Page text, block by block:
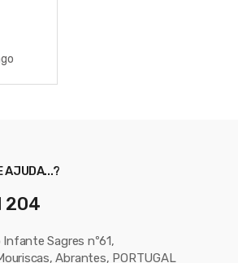
AJUDA...?
204
Infante Sagres nº61,
Abrantes, PORTUGAL